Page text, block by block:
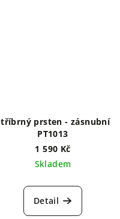
prsten - zásnubní
PT1013
1 590 Kč
Skladem
Detail